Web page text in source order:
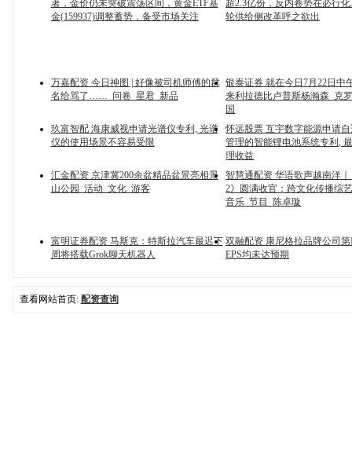
著，金价仍未突破震荡区间，黄金ETF基
金(159937)调整蓄势，备受市场关注
超2.3亿份，反内卷势在必行
轮供给侧改革呼之欲出
万嘉配资 今日神图 | 好像被司机师傅的群
名给骂了……_问卷_星君_新品
银泰证券 就在今日7月22日中
来利拉德比卢普斯杨瀚森_克
国
玖富智配 海康威视申请光谱仪专利, 光谱
仪的使用场景不容易受限
怀远股票 互宇数字能源申请
管理的智能锂电池系统专利,
理收益
汇金配资 京津冀200余盆精品盆景亮相景
山公园_活动_文化_游客
智慧通配资 华语歌声越南洋
2》圆满收官：跨文化传播综
音乐_节目_陈卓璇
富明证券配资 马斯克：特斯拉汽车最迟下
周将搭载Grok聊天机器人
双融配资 康尼格拉品牌公司
EPS均未达预期
查看网站首页: 配资查询